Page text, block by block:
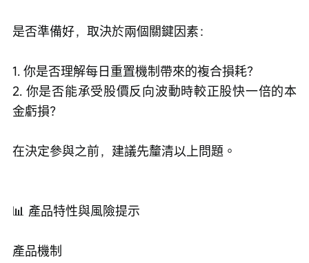
是否準備好，取決於兩個關鍵因素：
1. 你是否理解每日重置機制帶來的複合損耗？
2. 你是否能承受股價反向波動時較正股快一倍的本
金虧損？
在決定參與之前，建議先釐清以上問題。
📊 產品特性與風險提示
產品機制